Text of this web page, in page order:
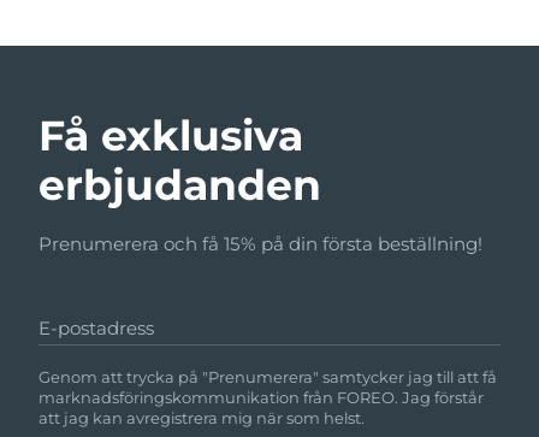
Få exklusiva
erbjudanden
Prenumerera och få 15% på din första beställning!
E-postadress
Genom att trycka på "Prenumerera" samtycker jag till att få
marknadsföringskommunikation från FOREO. Jag förstår
att jag kan avregistrera mig när som helst.